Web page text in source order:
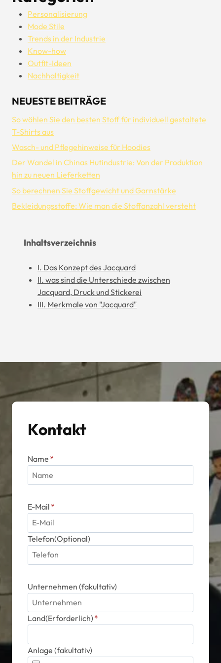
Personalisierung
Mode Stile
Trends in der Industrie
Know-how
Outfit-Ideen
Nachhaltigkeit
NEUESTE BEITRÄGE
So wählen Sie den besten Stoff für individuell gestaltete
T-Shirts aus
Wasch- und Pflegehinweise für Hoodies
Der Wandel in Chinas Hutindustrie: Von der Produktion
hin zu neuen Lieferketten
So berechnen Sie Stoffgewicht und Garnstärke
Bekleidungsstoffe: Wie man die Stoffanzahl versteht
Inhaltsverzeichnis
I. Das Konzept des Jacquard
II. was sind die Unterschiede zwischen
Jacquard, Druck und Stickerei
III. Merkmale von "Jacquard"
Kontakt
Name *
E-Mail *
Telefon(Optional)
Unternehmen (fakultativ)
Land(Erforderlich) *
Anlage (fakultativ)